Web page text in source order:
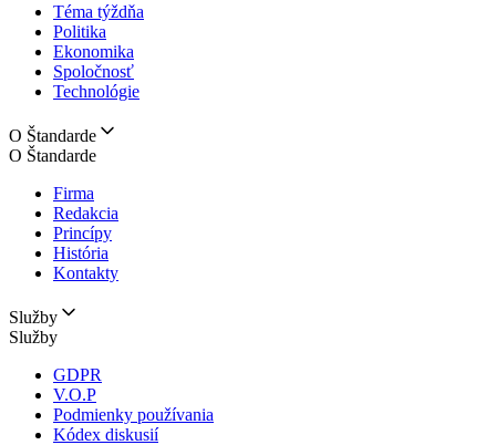
Téma týždňa
Politika
Ekonomika
Spoločnosť
Technológie
O Štandarde
O Štandarde
Firma
Redakcia
Princípy
História
Kontakty
Služby
Služby
GDPR
V.O.P
Podmienky používania
Kódex diskusií